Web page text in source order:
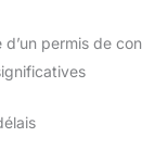
d’un permis de